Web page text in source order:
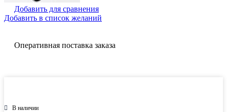
Добавить для сравнения
Добавить в список желаний
Оперативная поставка заказа
В наличии